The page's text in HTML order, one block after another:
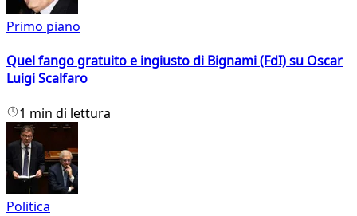
Primo piano
Quel fango gratuito e ingiusto di Bignami (FdI) su Oscar
Luigi Scalfaro
1 min di lettura
Politica